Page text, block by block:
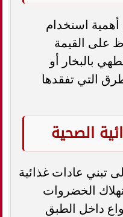
استخدام
على القيمة
بالبخار أو
التي تفقدها
الصحية
تبني عادات غذائية
الخضروات
داخل الطبق